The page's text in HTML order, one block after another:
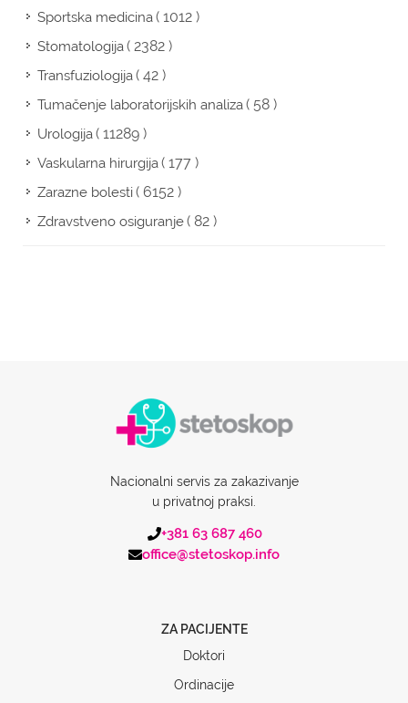
Sportska medicina( 1012 )
Stomatologija( 2382 )
Transfuziologija( 42 )
Tumačenje laboratorijskih analiza( 58 )
Urologija( 11289 )
Vaskularna hirurgija( 177 )
Zarazne bolesti( 6152 )
Zdravstveno osiguranje( 82 )
Nacionalni servis za zakazivanje
u privatnoj praksi.
+381 63 687 460
office@stetoskop.info
ZA PACIJENTE
Doktori
Ordinacije